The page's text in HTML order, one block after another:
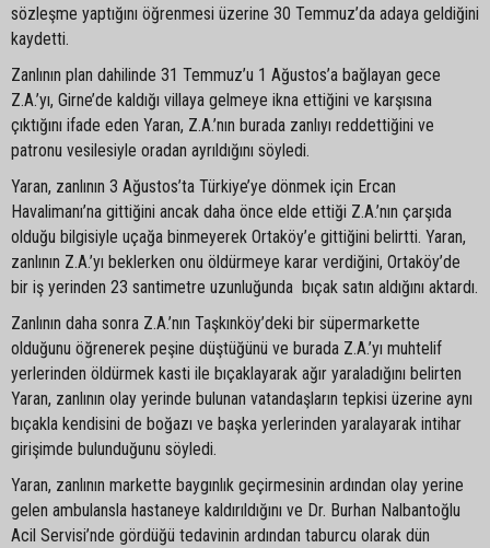
sözleşme yaptığını öğrenmesi üzerine 30 Temmuz’da adaya geldiğini
kaydetti.
Zanlının plan dahilinde 31 Temmuz’u 1 Ağustos’a bağlayan gece
Z.A.’yı, Girne’de kaldığı villaya gelmeye ikna ettiğini ve karşısına
çıktığını ifade eden Yaran, Z.A.’nın burada zanlıyı reddettiğini ve
patronu vesilesiyle oradan ayrıldığını söyledi.
Yaran, zanlının 3 Ağustos’ta Türkiye’ye dönmek için Ercan
Havalimanı’na gittiğini ancak daha önce elde ettiği Z.A.’nın çarşıda
olduğu bilgisiyle uçağa binmeyerek Ortaköy’e gittiğini belirtti. Yaran,
zanlının Z.A.’yı beklerken onu öldürmeye karar verdiğini, Ortaköy’de
bir iş yerinden 23 santimetre uzunluğunda bıçak satın aldığını aktardı.
Zanlının daha sonra Z.A.’nın Taşkınköy’deki bir süpermarkette
olduğunu öğrenerek peşine düştüğünü ve burada Z.A.’yı muhtelif
yerlerinden öldürmek kasti ile bıçaklayarak ağır yaraladığını belirten
Yaran, zanlının olay yerinde bulunan vatandaşların tepkisi üzerine aynı
bıçakla kendisini de boğazı ve başka yerlerinden yaralayarak intihar
girişimde bulunduğunu söyledi.
Yaran, zanlının markette baygınlık geçirmesinin ardından olay yerine
gelen ambulansla hastaneye kaldırıldığını ve Dr. Burhan Nalbantoğlu
Acil Servisi’nde gördüğü tedavinin ardından taburcu olarak dün